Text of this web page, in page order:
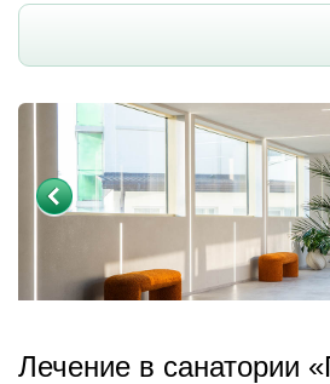
Лечение в санатории